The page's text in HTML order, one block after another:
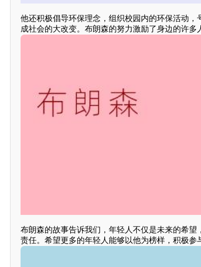
他还积极倡导环保理念，组织校园内的环保活动
成社会的大改变。布朗森的努力激励了身边的许
布朗森的故事告诉我们，年轻人不仅是未来的希
责任。希望更多的年轻人能够以他为榜样，积极参